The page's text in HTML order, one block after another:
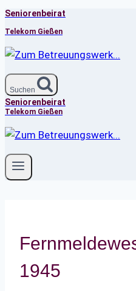
Zum
Inhalt
springen
Seniorenbeirat
Telekom Gießen
Suchen
Seniorenbeirat
Telekom Gießen
1945